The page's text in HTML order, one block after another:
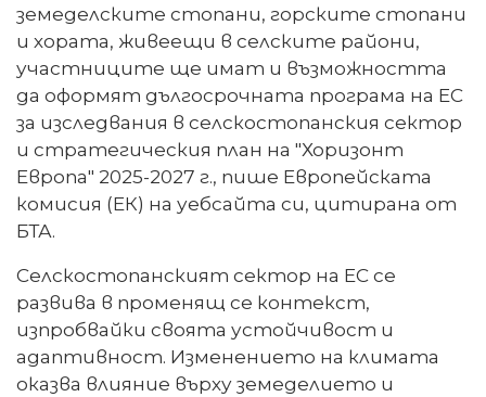
земеделските стопани, горските стопани
и хората, живеещи в селските райони,
участниците ще имат и възможността
да оформят дългосрочната програма на ЕС
за изследвания в селскостопанския сектор
и стратегическия план на "Хоризонт
Европа" 2025-2027 г., пише Европейската
комисия (ЕК) на уебсайта си, цитирана от
БТА.
Селскостопанският сектор на ЕС се
развива в променящ се контекст,
изпробвайки своята устойчивост и
адаптивност. Изменението на климата
оказва влияние върху земеделието и